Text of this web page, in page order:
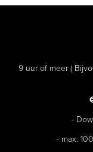
9 uur of meer (
-
- max.